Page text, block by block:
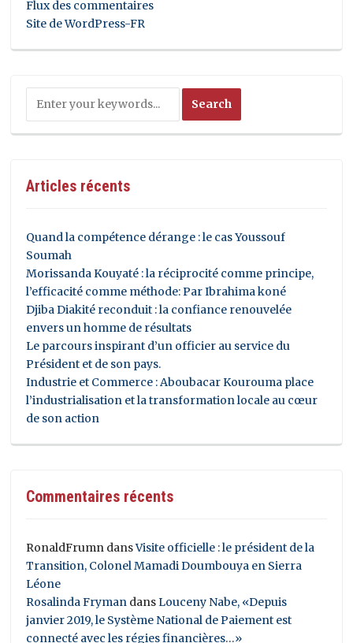
Flux des commentaires
Site de WordPress-FR
Articles récents
Quand la compétence dérange : le cas Youssouf
Soumah
Morissanda Kouyaté : la réciprocité comme principe,
l’efficacité comme méthode: Par Ibrahima koné
Djiba Diakité reconduit : la confiance renouvelée
envers un homme de résultats
Le parcours inspirant d’un officier au service du
Président et de son pays.
Industrie et Commerce : Aboubacar Kourouma place
l’industrialisation et la transformation locale au cœur
de son action
Commentaires récents
RonaldFrumn dansVisite officielle : le président de la
Transition, Colonel Mamadi Doumbouya en Sierra
Léone
Rosalinda Fryman dansLouceny Nabe, «Depuis
janvier 2019, le Système National de Paiement est
connecté avec les régies financières…»